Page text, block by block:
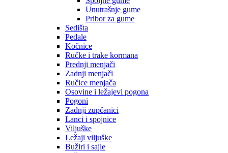
Unutrašnje gume
Pribor za gume
Sedišta
Pedale
Kočnice
Ručke i trake kormana
Prednji menjači
Zadnji menjači
Ručice menjača
Osovine i ležajevi pogona
Pogoni
Zadnji zupčanici
Lanci i spojnice
Viljuške
Ležaji viljuške
Bužiri i sajle